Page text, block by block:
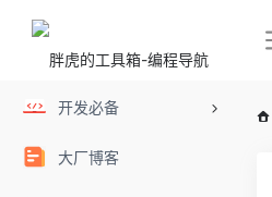
开发必备
大厂博客